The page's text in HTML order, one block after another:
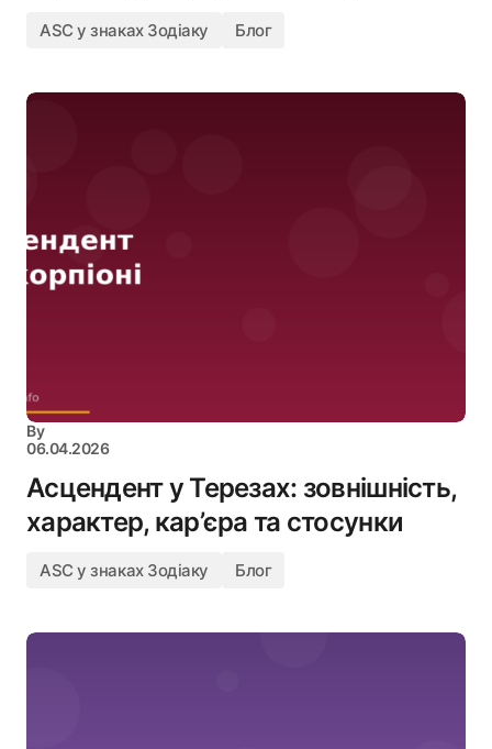
ASC у знаках Зодіаку Блог
By
06.04.2026
Асцендент у Терезах: зовнішність,
характер, кар’єра та стосунки
ASC у знаках Зодіаку Блог